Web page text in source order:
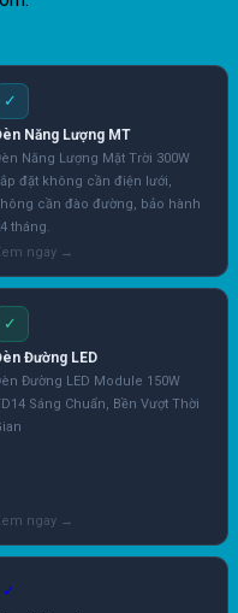
✓
Năng Lượng MT
Năng Lượng Mặt Trời 300W
đặt không cần điện lưới,
cần đào đường, bảo hành
tháng.
✓
Đường LED
Đường LED Module 150W
Sáng Chuẩn, Bền Vượt Thời
✓